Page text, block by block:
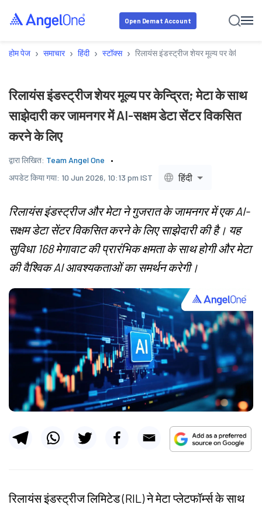
Open Demat Account
होम पेज › समाचार › हिंदी › स्टॉक्स › रिलायंस इंडस्ट्रीज शेयर मूल्य पर केन्द्रित;
रिलायंस इंडस्ट्रीज शेयर मूल्य पर केन्द्रित; मेटा के साथ
साझेदारी कर जामनगर में AI-सक्षम डेटा सेंटर विकसित
करने के लिए
द्वारा लिखित: Team Angel One
अपडेट किया गया: 10 Jun 2026, 10:13 pm IST हिंदी
रिलायंस इंडस्ट्रीज और मेटा ने गुजरात के जामनगर में एक AI-
सक्षम डेटा सेंटर विकसित करने के लिए साझेदारी की है। यह
सुविधा 168 मेगावाट की प्रारंभिक क्षमता के साथ होगी और मेटा
की वैश्विक AI आवश्यकताओं का समर्थन करेगी।
रिलायंस इंडस्ट्रीज लिमिटेड (RIL) ने मेटा प्लेटफॉर्म्स के साथ